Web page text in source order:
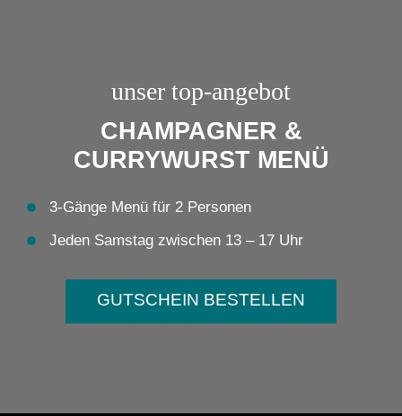
unser top-angebot
CHAMPAGNER &
CURRYWURST MENÜ
3-Gänge Menü für 2 Personen
Jeden Samstag zwischen 13 – 17 Uhr
GUTSCHEIN BESTELLEN